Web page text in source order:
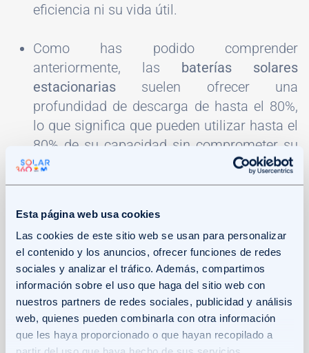
Esta página web usa cookies
Las cookies de este sitio web se usan para personalizar
el contenido y los anuncios, ofrecer funciones de redes
sociales y analizar el tráfico. Además, compartimos
información sobre el uso que haga del sitio web con
nuestros partners de redes sociales, publicidad y análisis
web, quienes pueden combinarla con otra información
que les haya proporcionado o que hayan recopilado a
eficiencia ni su vida útil.
Como has podido comprender
anteriormente, las
baterías solares
estacionarias suelen ofrecer una
profundidad de descarga de hasta el 80%,
lo que significa que pueden utilizar hasta el
80% de su capacidad sin comprometer su
vida útil.
Resumen de los tipos de baterías
solares
Tipo de
baterías
Características
generales
Mantenimiento